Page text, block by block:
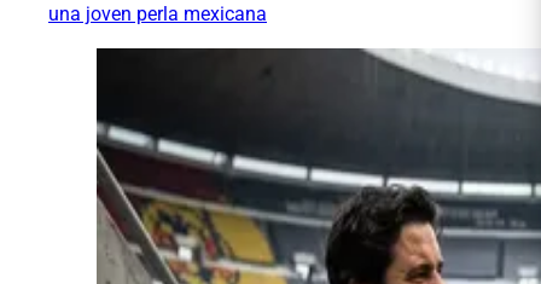
una joven perla mexicana